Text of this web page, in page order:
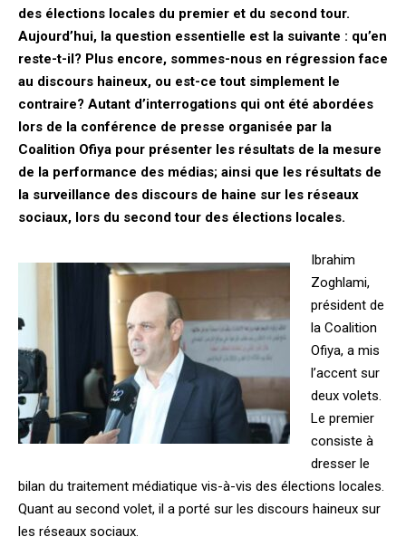
des élections locales du premier et du second tour.
Aujourd’hui, la question essentielle est la suivante : qu’en
reste-t-il? Plus encore, sommes-nous en régression face
au discours haineux, ou est-ce tout simplement le
contraire? Autant d’interrogations qui ont été abordées
lors de la conférence de presse organisée par la
Coalition Ofiya pour présenter les résultats de la mesure
de la performance des médias; ainsi que les résultats de
la surveillance des discours de haine sur les réseaux
sociaux, lors du second tour des élections locales.
Ibrahim
Zoghlami,
président de
la Coalition
Ofiya, a mis
l’accent sur
deux volets.
Le premier
consiste à
dresser le
bilan du traitement médiatique vis-à-vis des élections locales.
Quant au second volet, il a porté sur les discours haineux sur
les réseaux sociaux.